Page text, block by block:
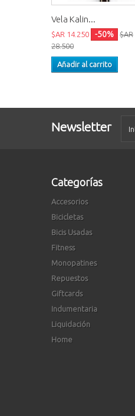
Vela Kalin...
$AR 14.250 -50%
$AR
28.500
Añadir al carrito
Newsletter
Categorías
Accesorios
Bicicletas
Bicis Usadas
Fitness
Monopatines
Repuestos
Giftcards
Indumentaria
Liquidación
Home